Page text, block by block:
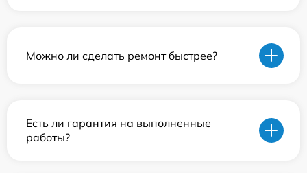
Можно ли сделать ремонт быстрее?
Есть ли гарантия на выполненные
работы?